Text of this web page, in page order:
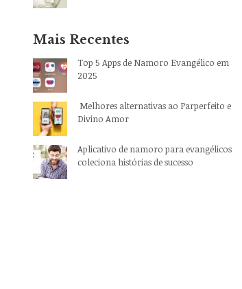
Mais Recentes
Top 5 Apps de Namoro Evangélico em
2025
Melhores alternativas ao Parperfeito e
Divino Amor
Aplicativo de namoro para evangélicos
coleciona histórias de sucesso